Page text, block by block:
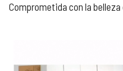
Comprometida con la